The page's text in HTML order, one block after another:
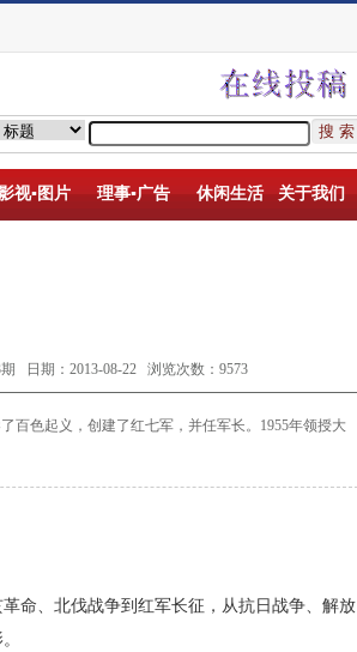
视▪图片 理事▪广告 休闲生活 关于我们
日期：2013-08-22 浏览次数：9573
百色起义，创建了红七军，并任军长。1955年领授大
、北伐战争到红军长征，从抗日战争、解放